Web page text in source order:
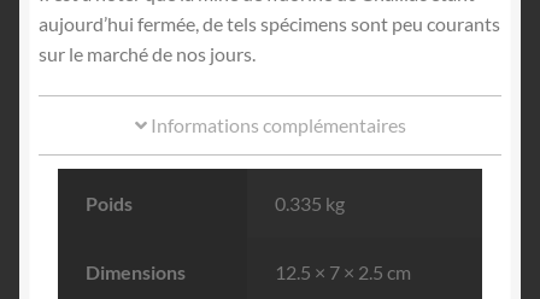
aujourd’hui fermée, de tels spécimens sont peu courants
sur le marché de nos jours.
Informations complémentaires
Poids 0.335 kg
Dimensions 12.5 × 7 × 2.5 cm